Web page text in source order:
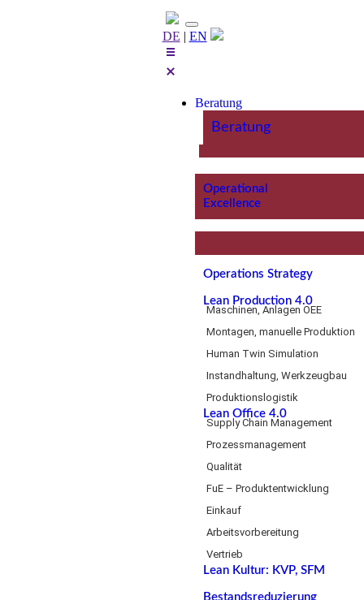
DE | EN
Beratung
Beratung
Operational
Excellence
Operations Strategy
Lean Production 4.0
Maschinen, Anlagen OEE
Montagen, manuelle Produktion
Human Twin Simulation
Instandhaltung, Werkzeugbau
Produktionslogistik
Lean Office 4.0
Supply Chain Management
Prozessmanagement
Qualität
FuE – Produktentwicklung
Einkauf
Arbeitsvorbereitung
Vertrieb
Lean Kultur: KVP, SFM
Bestandsreduzierung